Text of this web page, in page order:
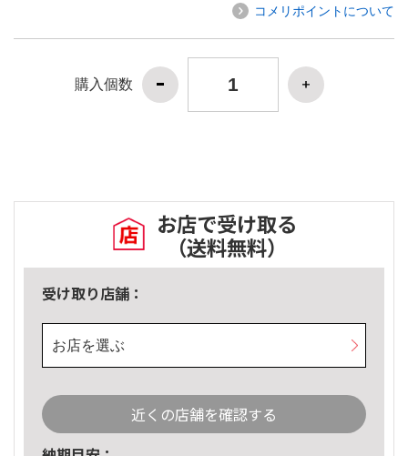
コメリポイントについて
購入個数
お店で受け取る
（送料無料）
受け取り店舗：
お店を選ぶ
近くの店舗を確認する